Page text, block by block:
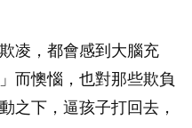
凌，都會感到大腦充
而懊惱，也對那些欺負
之下，逼孩子打回去，